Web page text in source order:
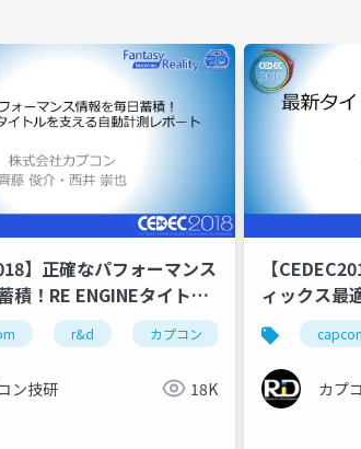
】正確なパフォーマンス
積！RE ENGINEタイトル
計測レポート
r&d カプコン カプコン技研
ン技研 18K
【
ィックス最
カプ